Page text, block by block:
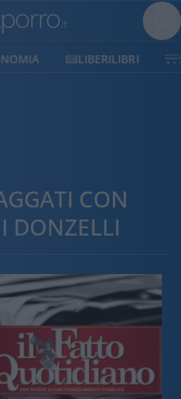
LIBERILIBRI
CON
DONZELLI